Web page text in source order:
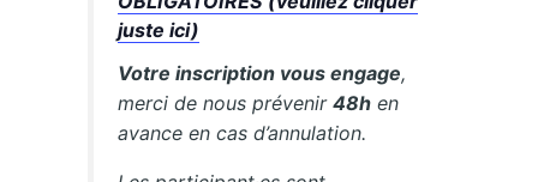
juste ici)
Votre inscription vous engage,
merci de nous prévenir48h en
avance en cas d’annulation.